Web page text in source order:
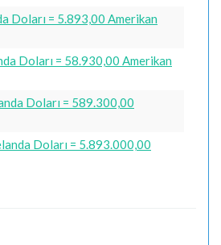
Doları = 5.893,00 Amerikan
Doları = 58.930,00 Amerikan
Doları = 589.300,00
Doları = 5.893.000,00